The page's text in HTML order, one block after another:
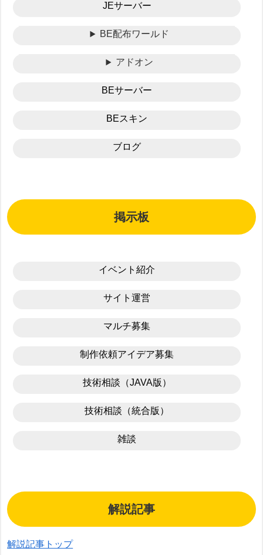
JEサーバー
BE配布ワールド
アドオン
BEサーバー
BEスキン
ブログ
掲示板
イベント紹介
サイト運営
マルチ募集
制作依頼アイデア募集
技術相談（JAVA版）
技術相談（統合版）
雑談
解説記事
解説記事トップ